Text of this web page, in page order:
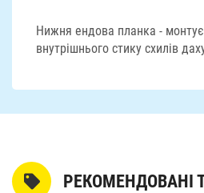
Нижня ендова планка -
внутрішнього стику схилів
РЕКОМЕНДОВАНІ